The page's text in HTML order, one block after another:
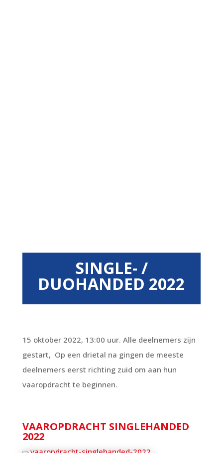
SINGLE- /
DUOHANDED 2022
15 oktober 2022, 13:00 uur. Alle deelnemers zijn
gestart, Op een drietal na gingen de meeste
deelnemers eerst richting zuid om aan hun
vaaropdracht te beginnen.
VAAROPDRACHT SINGLEHANDED
2022